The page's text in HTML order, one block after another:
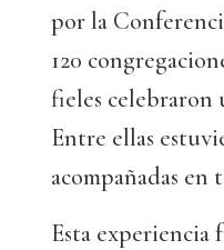
por la
120
fieles celebraron
Entre ellas
acompañadas
Esta experiencia